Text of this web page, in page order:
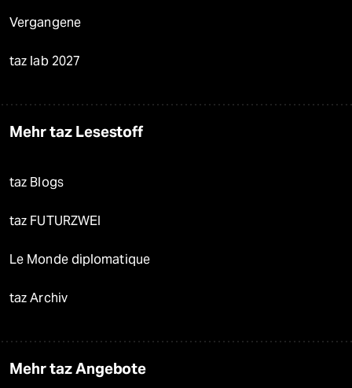
Vergangene
taz lab 2027
Mehr taz Lesestoff
taz Blogs
taz FUTURZWEI
Le Monde diplomatique
taz Archiv
Mehr taz Angebote